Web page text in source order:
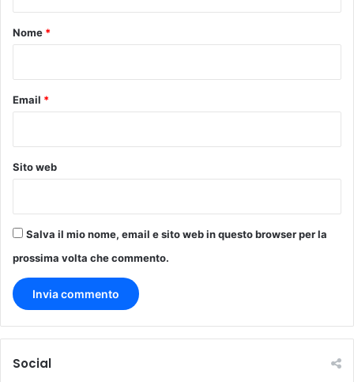
o
Nome *
Email *
Sito web
Salva il mio nome, email e sito web in questo browser per la
prossima volta che commento.
Social